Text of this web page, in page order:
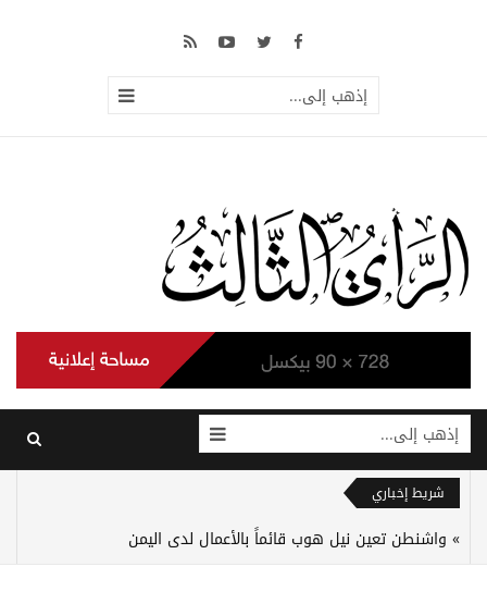
إذهب إلى...
إذهب إلى...
شريط إخباري
واشنطن تعين نيل هوب قائماً بالأعمال لدى اليمن